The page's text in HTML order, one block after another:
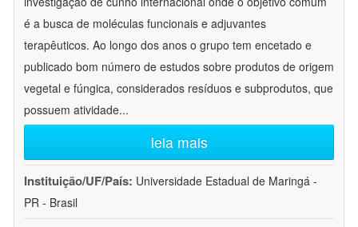
é a busca de moléculas funcionais e adjuvantes
terapêuticos. Ao longo dos anos o grupo tem encetado e
publicado bom número de estudos sobre produtos de origem
vegetal e fúngica, considerados resíduos e subprodutos, que
possuem atividade...
leia mais
Instituição/UF/País: Universidade Estadual de Maringá -
PR - Brasil